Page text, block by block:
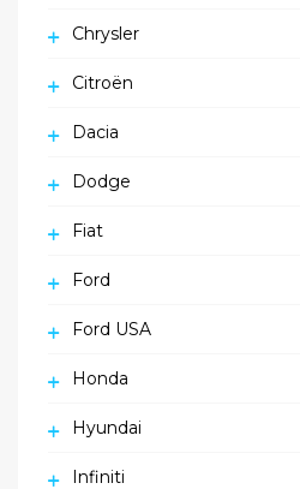
Chrysler
Citroën
Dacia
Dodge
Fiat
Ford
Ford USA
Honda
Hyundai
Infiniti